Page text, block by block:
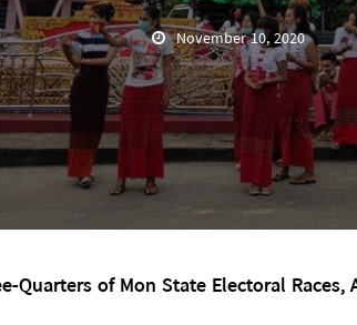
November 10, 2020
Quarters of Mon State Electoral